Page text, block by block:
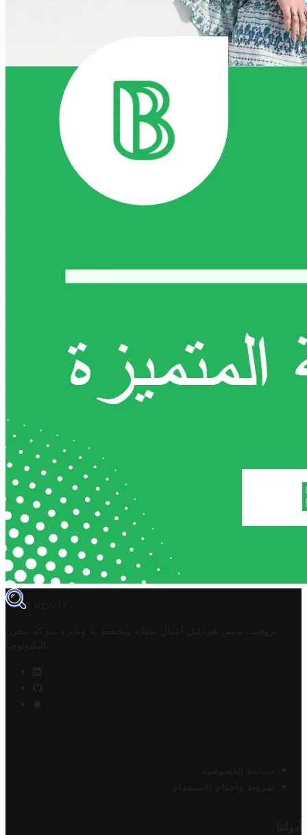
TROVIT
تروفيت تونس هو دليل أعمال تملكه وتحتفظ به وتديره
شركة مخزن
التكنولوجيا
سياسة الخصوصية
شروط وأحكام الاستخدام
أدواتنا